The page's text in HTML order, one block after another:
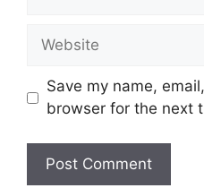
Website
Save my name,
browser for the next